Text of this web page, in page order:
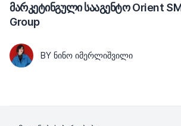
მარკეტინგული სააგენტო Orient
Group
BY ᲜᲘᲜᲝ ᲘᲛᲔᲠᲚᲘᲨᲕᲘᲚᲘ